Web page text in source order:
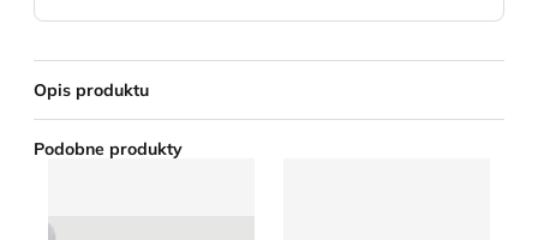
Opis produktu
Podobne produkty